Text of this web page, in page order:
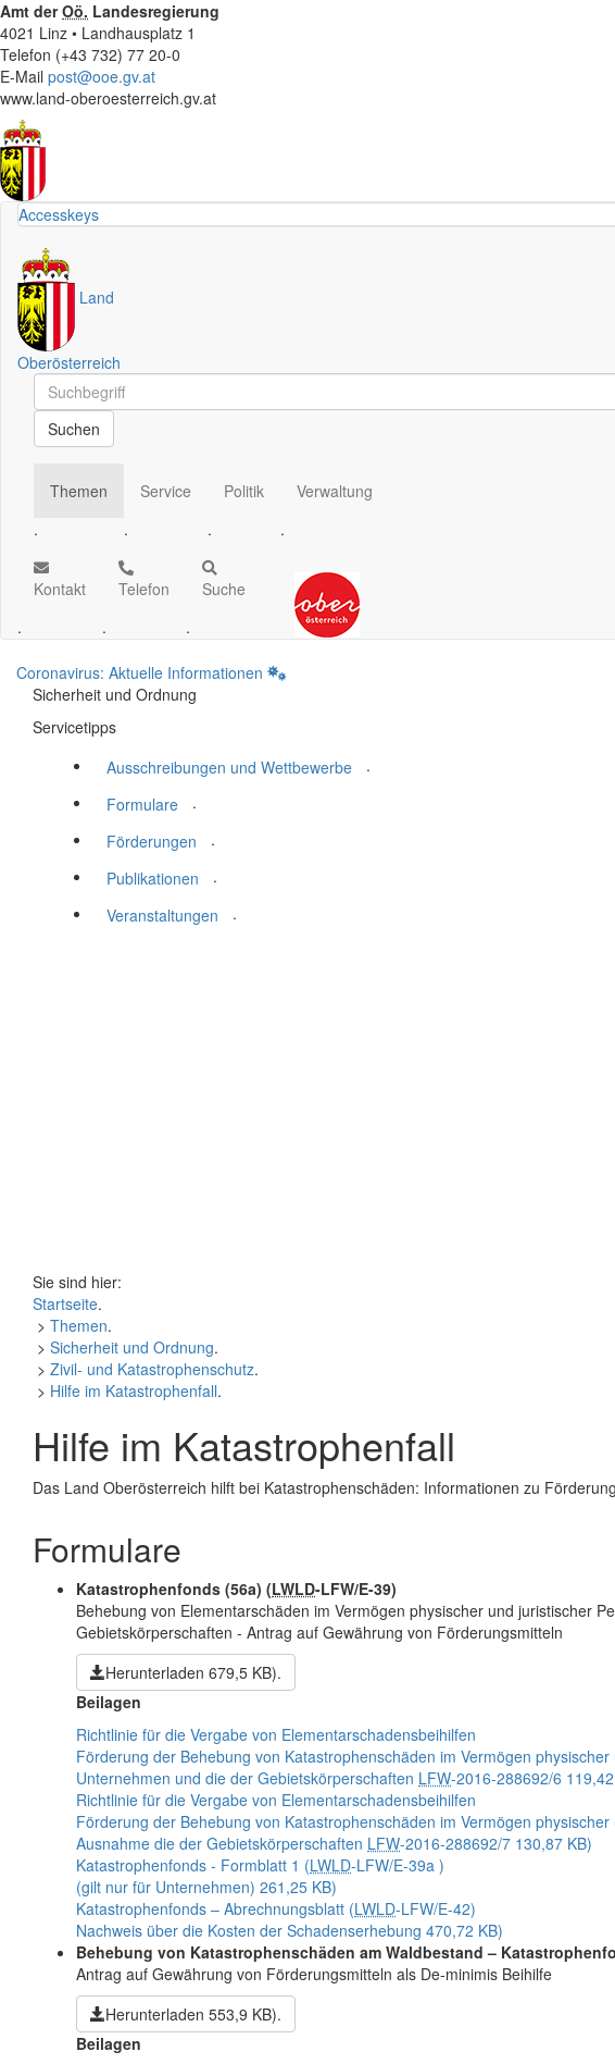
Amt derOö. Landesregierung
4021 Linz • Landhausplatz 1
Telefon (+43 732) 77 20-0
E-Mail post@ooe.gv.at
www.land-oberoesterreich.gv.at
Accesskeys
Land
Oberösterreich
Schnellsuche
Schnellsuche
Suchen
Themen
.
Service
.
Politik
.
Verwaltung
.
Kontakt
.
Telefon
.
Suche
.
Coronavirus: Aktuelle Informationen
Sicherheit und Ordnung
Servicetipps
Ausschreibungen und Wettbewerbe
.
Formulare
.
Förderungen
.
Publikationen
.
Veranstaltungen
.
Sie sind hier:
Startseite.
> Themen.
> Sicherheit und Ordnung.
> Zivil- und Katastrophenschutz.
> Hilfe im Katastrophenfall.
Hilfe im Katastrophenfall
Das Land Oberösterreich hilft bei Katastrophenschäden: Informationen zu
Formulare
Katastrophenfonds (56a) (LWLD-LFW/E-39)
Behebung von Elementarschäden im Vermögen physischer und juristischer
Gebietskörperschaften - Antrag auf Gewährung von Förderungsmitteln
Herunterladen 679,5 KB).
Beilagen
Richtlinie für die Vergabe von Elementarschadensbeihilfen
Förderung der Behebung von Katastrophenschäden im Vermögen
Unternehmen und die der Gebietskörperschaften LFW-2016-288692/6
Richtlinie für die Vergabe von Elementarschadensbeihilfen
Förderung der Behebung von Katastrophenschäden im Vermögen
Ausnahme die der Gebietskörperschaften LFW-2016-288692/7 130,87 KB)
Katastrophenfonds - Formblatt 1 (LWLD-LFW/E-39a )
(gilt nur für Unternehmen) 261,25 KB)
Katastrophenfonds – Abrechnungsblatt (LWLD-LFW/E-42)
Nachweis über die Kosten der Schadenserhebung 470,72 KB)
Behebung von Katastrophenschäden am Waldbestand –
Antrag auf Gewährung von Förderungsmitteln als De-minimis Beihilfe
Herunterladen 553,9 KB).
Beilagen